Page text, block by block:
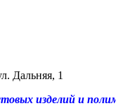
Дальняя, 1
изделий и